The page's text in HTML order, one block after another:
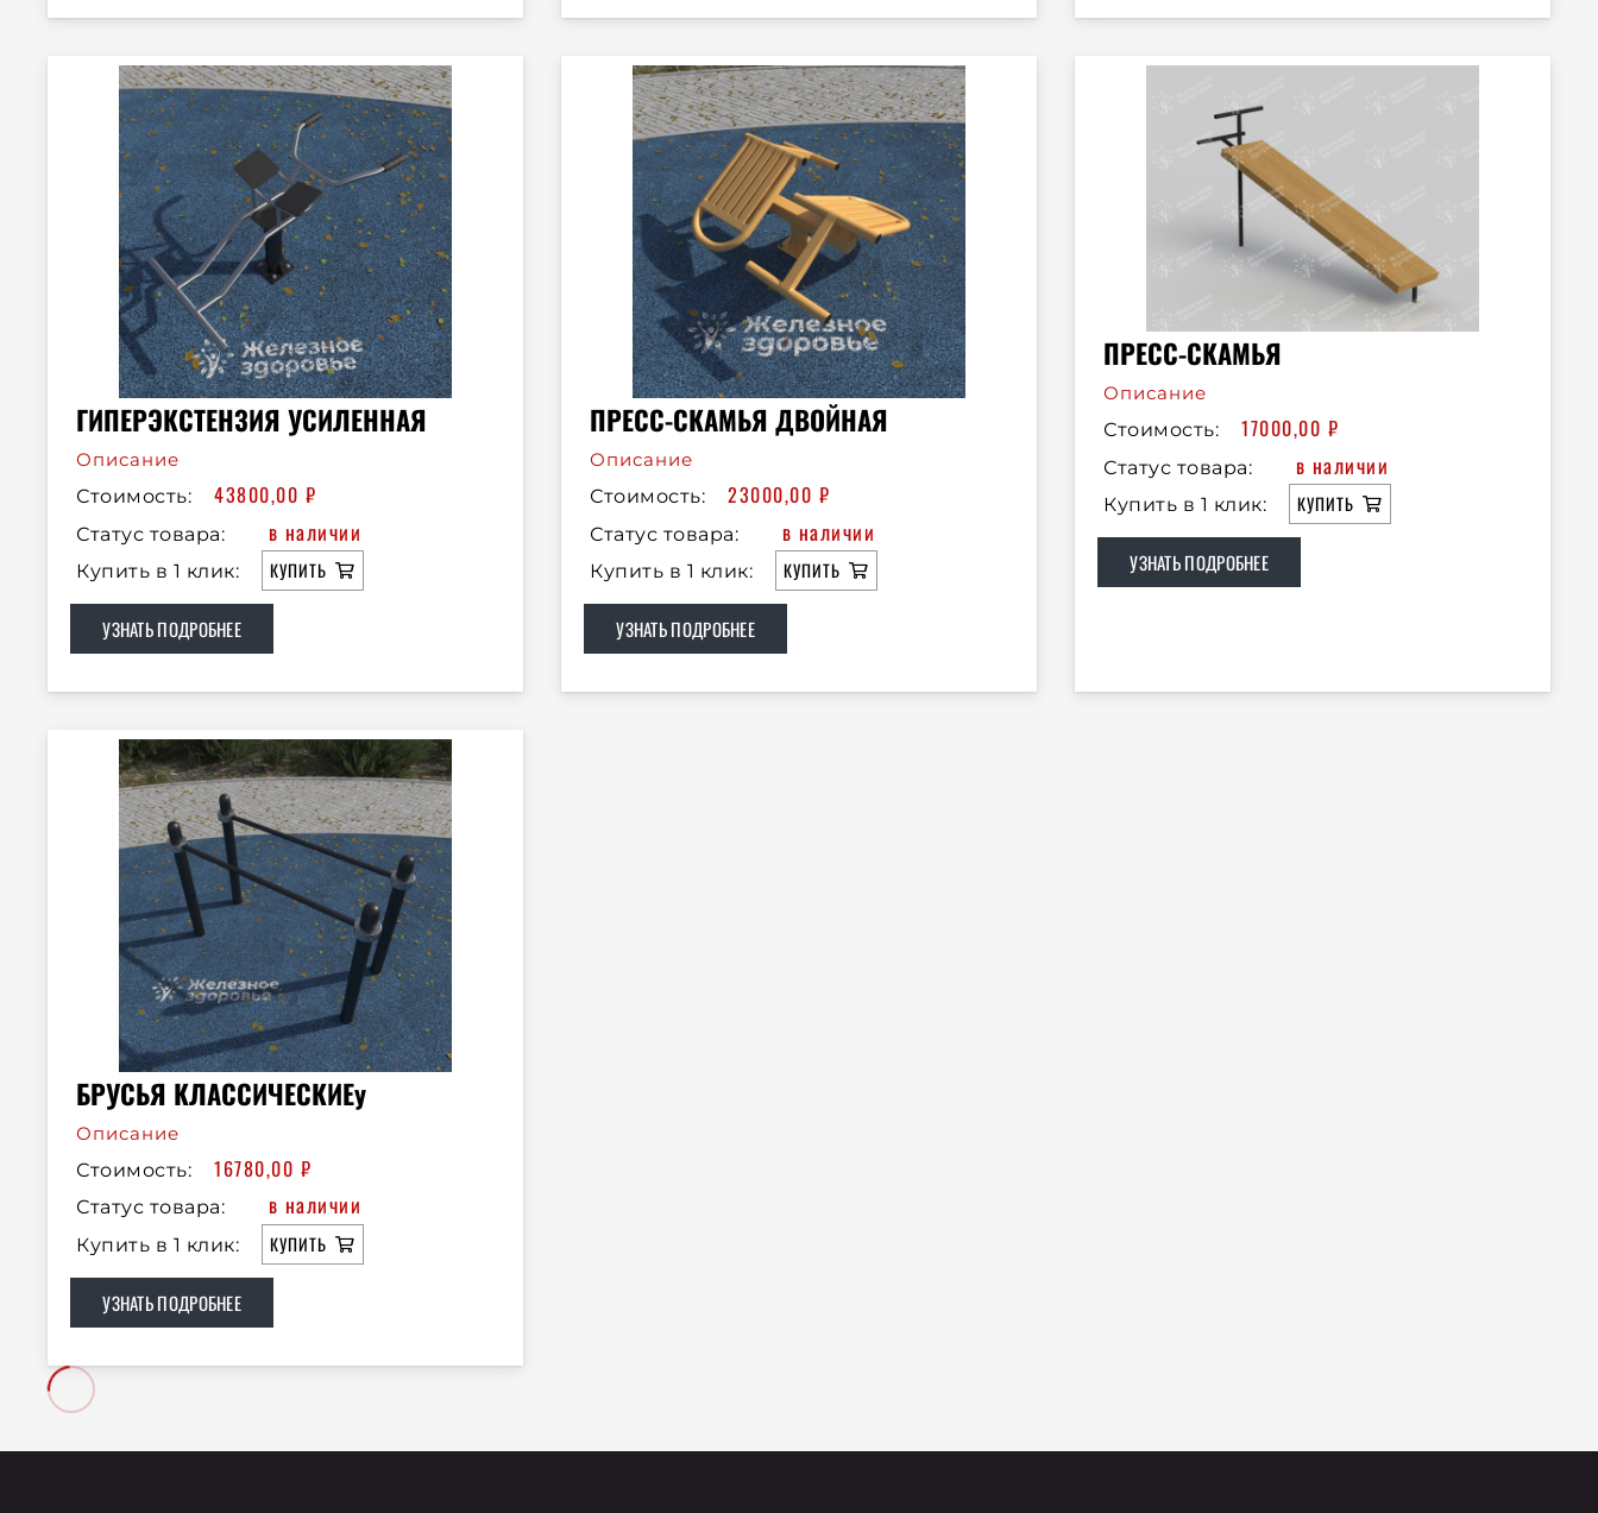
ГИПЕРЭКСТЕНЗИЯ УСИЛЕННАЯ
Описание
Стоимость:
43800,00 ₽
Статус товара: в наличии
Купить в 1 клик: КУПИТЬ
УЗНАТЬ ПОДРОБНЕЕ
ПРЕСС-СКАМЬЯ ДВОЙНАЯ
Описание
Стоимость:
23000,00 ₽
Статус товара: в наличии
Купить в 1 клик: КУПИТЬ
УЗНАТЬ ПОДРОБНЕЕ
ПРЕСС-СКАМЬЯ
Описание
Стоимость:
17000,00 ₽
Статус товара: в наличии
Купить в 1 клик: КУПИТЬ
УЗНАТЬ ПОДРОБНЕЕ
БРУСЬЯ КЛАССИЧЕСКИЕу
Описание
Стоимость:
16780,00 ₽
Статус товара: в наличии
Купить в 1 клик: КУПИТЬ
УЗНАТЬ ПОДРОБНЕЕ